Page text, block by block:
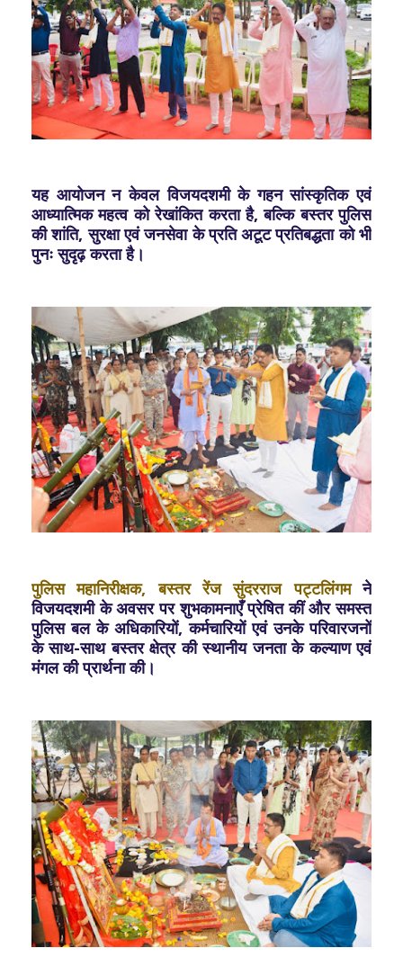
यह आयोजन न केवल विजयदशमी के गहन सांस्कृतिक एवं
आध्यात्मिक महत्व को रेखांकित करता है, बल्कि बस्तर पुलिस
की शांति, सुरक्षा एवं जनसेवा के प्रति अटूट प्रतिबद्धता को भी
पुनः सुदृढ़ करता है।
पुलिस महानिरीक्षक, बस्तर रेंज सुंदरराज पट्टलिंगमने
विजयदशमी के अवसर पर शुभकामनाएँ प्रेषित कीं और समस्त
पुलिस बल के अधिकारियों, कर्मचारियों एवं उनके परिवारजनों
के साथ-साथ बस्तर क्षेत्र की स्थानीय जनता के कल्याण एवं
मंगल की प्रार्थना की।